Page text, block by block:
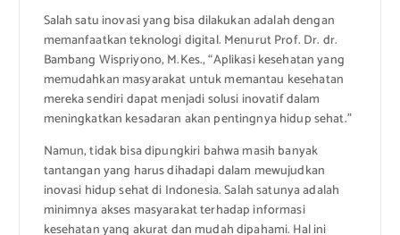
Salah satu inovasi yang bisa dilakukan adalah dengan
memanfaatkan teknologi digital. Menurut Prof. Dr. dr.
Bambang Wispriyono, M.Kes., “Aplikasi kesehatan yang
memudahkan masyarakat untuk memantau kesehatan
mereka sendiri dapat menjadi solusi inovatif dalam
meningkatkan kesadaran akan pentingnya hidup sehat.”
Namun, tidak bisa dipungkiri bahwa masih banyak
tantangan yang harus dihadapi dalam mewujudkan
inovasi hidup sehat di Indonesia. Salah satunya adalah
minimnya akses masyarakat terhadap informasi
kesehatan yang akurat dan mudah dipahami. Hal ini